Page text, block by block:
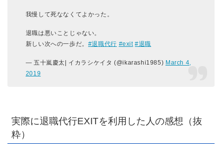
我慢して死ななくてよかった。
退職は悪いことじゃない。
新しい次への一歩だ。 #退職代行 #exit #退職
— 五十嵐慶太| イカラシケイタ (@ikarashi1985) March 4,
2019
実際に退職代行EXITを利用した人の感想（抜
粋）